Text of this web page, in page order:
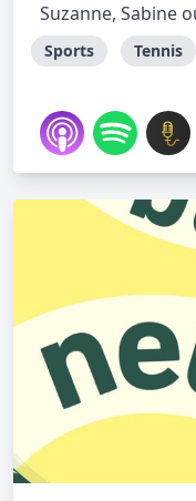
Suzanne, Sabine
Sports Tennis